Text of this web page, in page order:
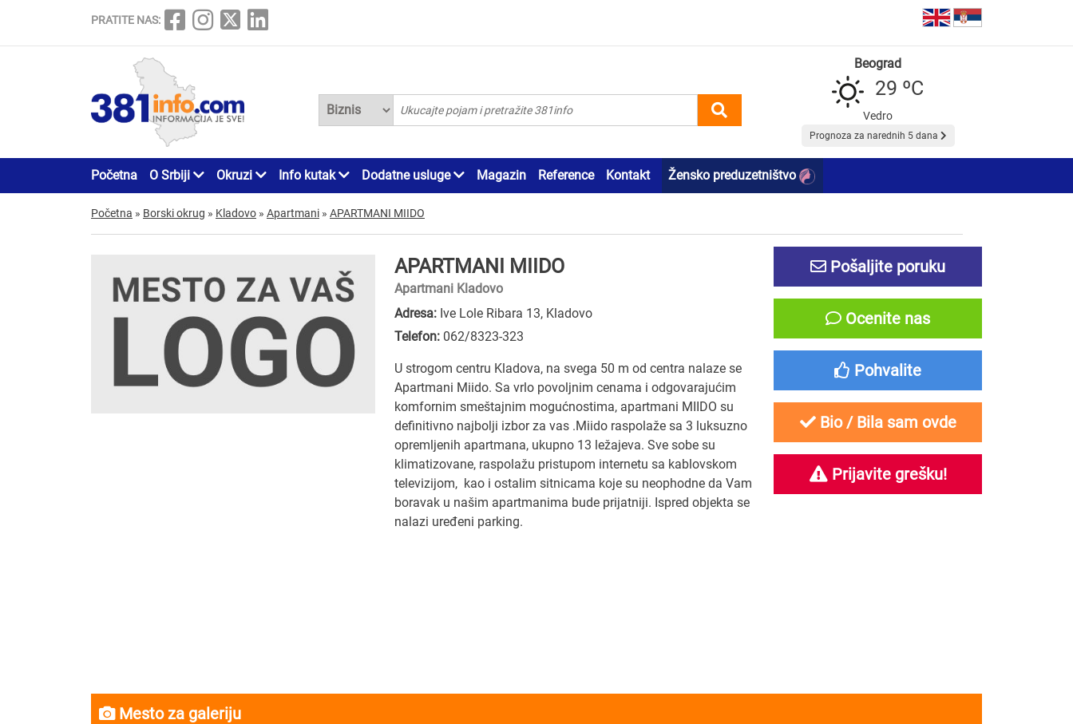
PRATITE NAS:
Beograd
29 ºC
Vedro
Prognoza za narednih 5 dana
Početna O Srbiji Okruzi Info kutak Dodatne usluge Magazin Reference Kontakt Žensko preduzetništvo
Početna » Borski okrug » Kladovo » Apartmani » APARTMANI MIIDO
APARTMANI MIIDO
Apartmani Kladovo
Adresa: Ive Lole Ribara 13, Kladovo
Telefon: 062/8323-323
U strogom centru Kladova, na svega 50 m od centra nalaze se
Apartmani Miido. Sa vrlo povoljnim cenama i odgovarajućim
komfornim smeštajnim mogućnostima, apartmani MIIDO su
definitivno najbolji izbor za vas .Miido raspolaže sa 3 luksuzno
opremljenih apartmana, ukupno 13 ležajeva. Sve sobe su
klimatizovane, raspolažu pristupom internetu sa kablovskom
televizijom, kao i ostalim sitnicama koje su neophodne da Vam
boravak u našim apartmanima bude prijatniji. Ispred objekta se
nalazi uređeni parking.
Pošaljite poruku
Ocenite nas
Pohvalite
Bio / Bila sam ovde
Prijavite grešku!
Mesto za galeriju